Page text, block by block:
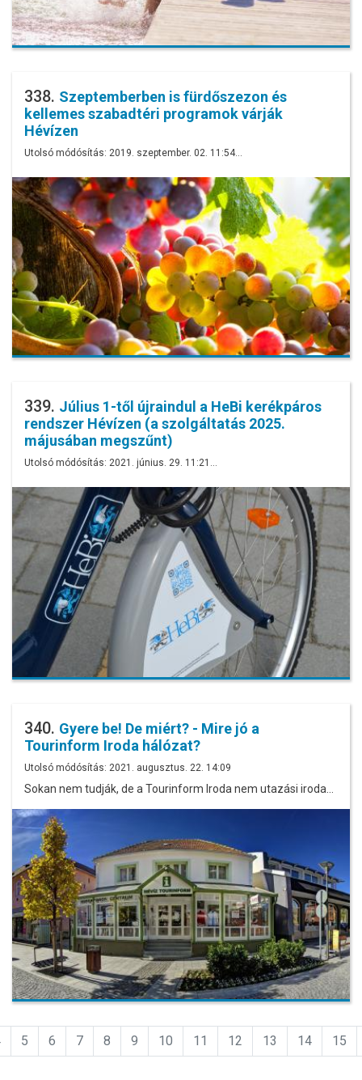
338. Szeptemberben is fürdőszezon és
kellemes szabadtéri programok várják
Hévízen
Utolsó módósítás: 2019. szeptember. 02. 11:54…
339. Július 1-től újraindul a HeBi kerékpáros
rendszer Hévízen (a szolgáltatás 2025.
májusában megszűnt)
Utolsó módósítás: 2021. június. 29. 11:21…
340. Gyere be! De miért? - Mire jó a
Tourinform Iroda hálózat?
Utolsó módósítás: 2021. augusztus. 22. 14:09
Sokan nem tudják, de a Tourinform Iroda nem utazási iroda…
5 6 7 8 9 10 11 12 13 14 15